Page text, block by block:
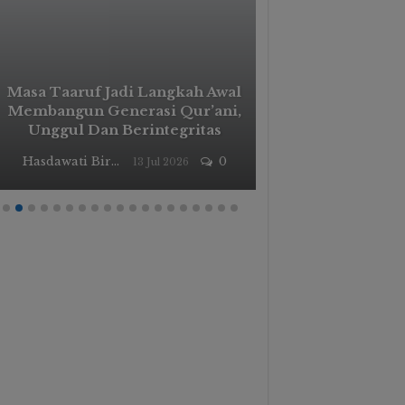
Masa Taaruf Jadi Langkah Awal
Membangun Generasi Qur’ani,
Unggul Dan Berintegritas
Hasdawati Biru 13 Jul 2026 0